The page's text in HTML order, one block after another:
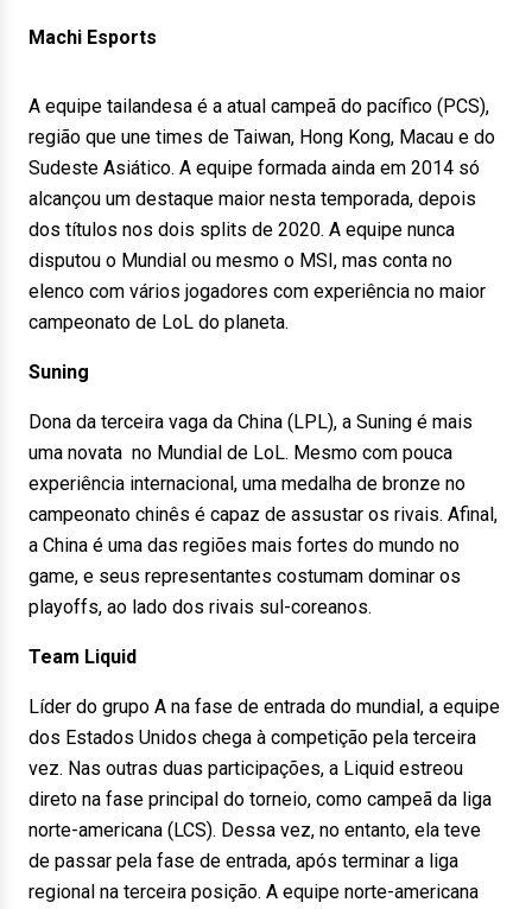
Machi Esports
A equipe tailandesa é a atual campeã do pacífico (PCS),
região que une times de Taiwan, Hong Kong, Macau e do
Sudeste Asiático. A equipe formada ainda em 2014 só
alcançou um destaque maior nesta temporada, depois
dos títulos nos dois splits de 2020. A equipe nunca
disputou o Mundial ou mesmo o MSI, mas conta no
elenco com vários jogadores com experiência no maior
campeonato de LoL do planeta.
Suning
Dona da terceira vaga da China (LPL), a Suning é mais
uma novata no Mundial de LoL. Mesmo com pouca
experiência internacional, uma medalha de bronze no
campeonato chinês é capaz de assustar os rivais. Afinal,
a China é uma das regiões mais fortes do mundo no
game, e seus representantes costumam dominar os
playoffs, ao lado dos rivais sul-coreanos.
Team Liquid
Líder do grupo A na fase de entrada do mundial, a equipe
dos Estados Unidos chega à competição pela terceira
vez. Nas outras duas participações, a Liquid estreou
direto na fase principal do torneio, como campeã da liga
norte-americana (LCS). Dessa vez, no entanto, ela teve
de passar pela fase de entrada, após terminar a liga
regional na terceira posição. A equipe norte-americana